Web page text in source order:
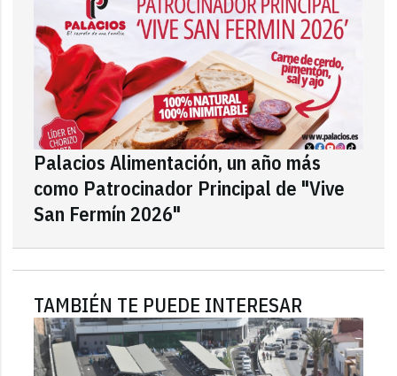
Palacios Alimentación, un año más
como Patrocinador Principal de "Vive
San Fermín 2026"
TAMBIÉN TE PUEDE INTERESAR